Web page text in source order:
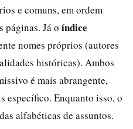
e comuns, em ordem
páginas. Já o índice
nomes próprios (autores
históricas). Ambos
é mais abrangente,
específico. Enquanto isso, o
alfabéticas de assuntos.